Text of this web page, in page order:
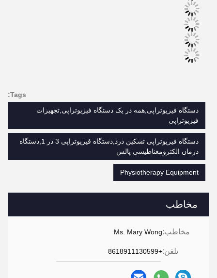
مخاطب
مخاطب:Ms. Mary Wong
تلفن:+8618911130599
Tags:
دستگاه فیزیوتراپی,همه در یک دستگاه فیزیوتراپی,تجهیزات
فیزیوتراپی
دستگاه فیزیوتراپی تسکین درد,دستگاه فیزیوتراپی 3 در 1,دستگاه
درمان الکترومغناطیسی پالس
Physiotherapy Equipment